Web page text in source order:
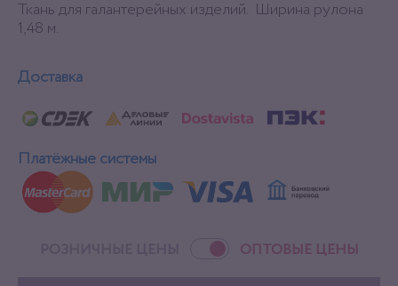
Ткань для галантерейных изделий. Ширина рулона
1,48 м.
Доставка
Платёжные системы
ОПТОВЫЕ ЦЕНЫ